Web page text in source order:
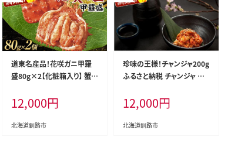
道東名産品！花咲ガニ甲羅
盛80g×2【化粧箱入り】 蟹
答品 プレゼント 北海道 魚介
海産物 F4F-3200
12,000円
北海道釧路市
珍味の王様！チャンジャ200g
ふるさと納税 チャンジャ 珍
12,000円
北海道釧路市